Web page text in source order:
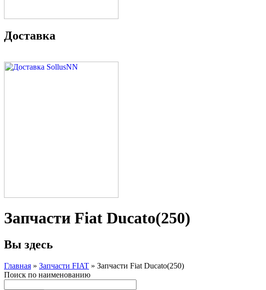
Доставка
Запчасти Fiat Ducato(250)
Вы здесь
Главная » Запчасти FIAT » Запчасти Fiat Ducato(250)
Поиск по наименованию